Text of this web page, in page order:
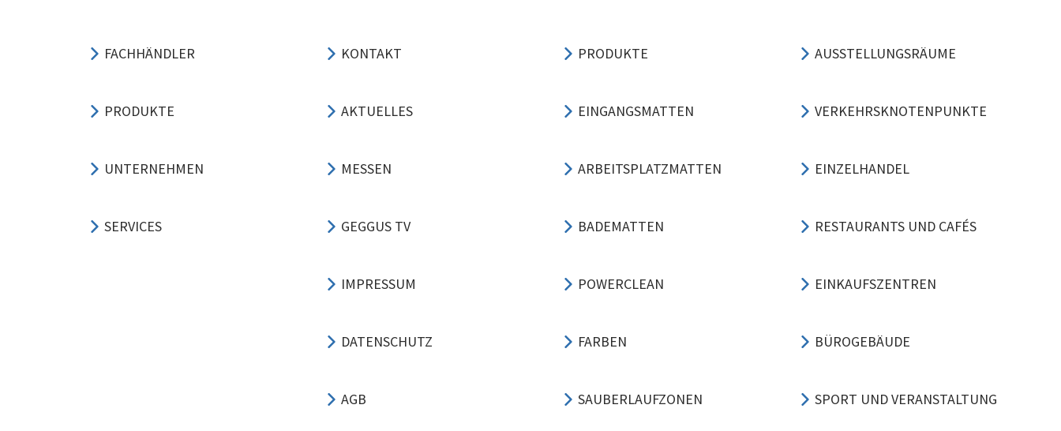
FACHHÄNDLER
PRODUKTE
UNTERNEHMEN
SERVICES
KONTAKT
AKTUELLES
MESSEN
GEGGUS TV
IMPRESSUM
DATENSCHUTZ
AGB
PRODUKTE
EINGANGSMATTEN
ARBEITSPLATZMATTEN
BADEMATTEN
POWERCLEAN
FARBEN
SAUBERLAUFZONEN
AUSSTELLUNGSRÄUME
VERKEHRSKNOTENPUNKTE
EINZELHANDEL
RESTAURANTS UND CAFÉS
EINKAUFSZENTREN
BÜROGEBÄUDE
SPORT UND VERANSTALTUNG